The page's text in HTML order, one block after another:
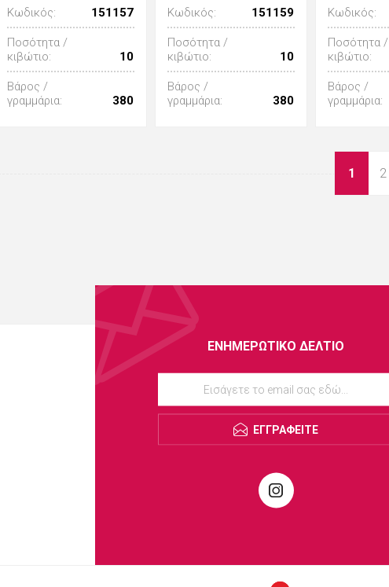
Κωδικός: 151157
Ποσότητα /
κιβώτιο:
10
Βάρος /
γραμμάρια:
380
Κωδικός: 151159
Ποσότητα /
κιβώτιο:
10
Βάρος /
γραμμάρια:
380
Κωδικός:
Ποσότητα /
κιβώτιο:
Βάρος /
γραμμάρια:
1 2
ΕΝΗΜΕΡΩΤΙΚΌ ΔΕΛΤΊΟ
ΕΓΓΡΑΦΕΊΤΕ